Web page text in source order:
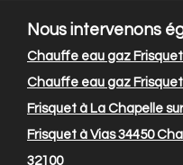
Nous intervenons
Chauffe eau gaz
Chauffe eau gaz Frisquet
Frisquet à La Chapelle
Frisquet à Vias 34450
32100